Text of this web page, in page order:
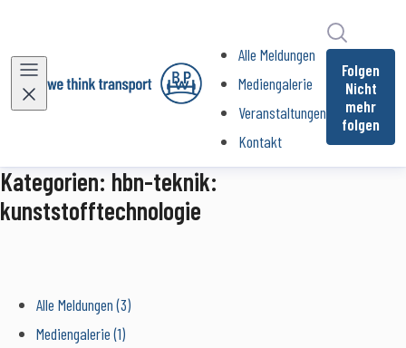
Alle Meldungen
Mediengalerie
Veranstaltungen
Kontakt
Folgen
Nicht
mehr
folgen
Kategorien: hbn-teknik:
kunststofftechnologie
Alle Meldungen (3)
Mediengalerie (1)